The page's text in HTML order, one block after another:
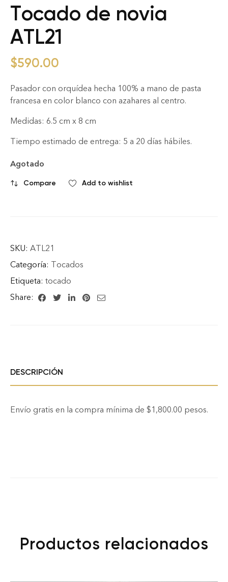
Tocado de novia
ATL21
$590.00
Pasador con orquídea hecha 100% a mano de pasta
francesa en color blanco con azahares al centro.
Medidas: 6.5 cm x 8 cm
Tiempo estimado de entrega: 5 a 20 días hábiles.
Agotado
Compare Add to wishlist
SKU: ATL21
Categoría: Tocados
Etiqueta: tocado
Share:
DESCRIPCIÓN
Envío gratis en la compra mínima de $1,800.00 pesos.
Productos relacionados